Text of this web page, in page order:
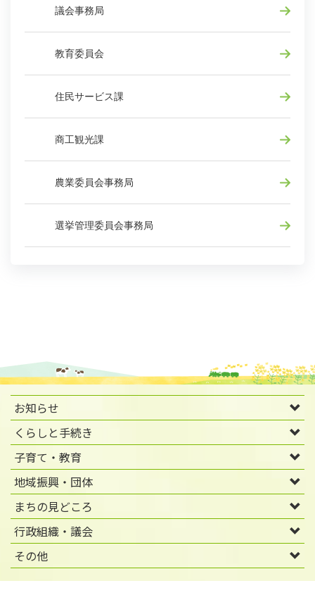
議会事務局
教育委員会
住民サービス課
商工観光課
農業委員会事務局
選挙管理委員会事務局
お知らせ
くらしと手続き
子育て・教育
地域振興・団体
まちの見どころ
行政組織・議会
その他